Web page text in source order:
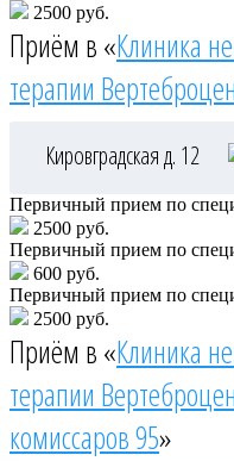
2500 руб.
Приём в «Клиника
терапии
Кировградская д. 12
Первичный прием по
2500 руб.
Первичный прием по
600 руб.
Первичный прием по
2500 руб.
Приём в «Клиника
терапии
комиссаров 95»